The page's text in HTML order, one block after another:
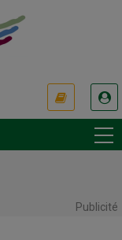
Publicité